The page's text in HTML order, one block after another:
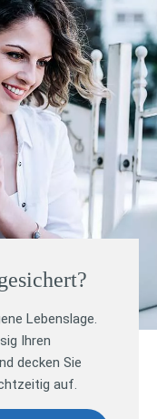
Lebenslage.
Ihren
decken Sie
auf.